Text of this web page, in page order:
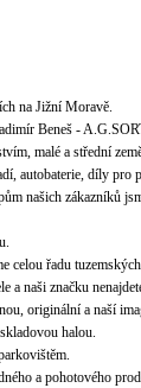
na Jižní Moravě.
Beneš -
malé a střední
autobaterie, díly pro
našich zákazníků
celou řadu
a naši značku
originální a naší
halou.
a pohotového